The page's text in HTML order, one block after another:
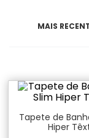
MAIS
Tapete de
Hiper